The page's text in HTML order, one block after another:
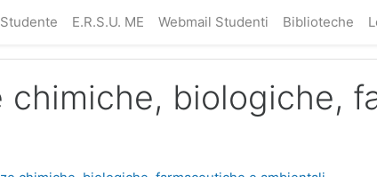
E.R.S.U. ME Webmail Studenti Biblioteche
biologiche,